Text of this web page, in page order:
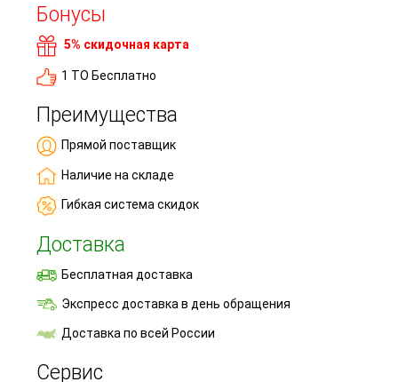
Бонусы
5% скидочная карта
1 ТО Бесплатно
Преимущества
Прямой поставщик
Наличие на складе
Гибкая система скидок
Доставка
Бесплатная доставка
Экспресс доставка в день обращения
Доставка по всей России
Сервис